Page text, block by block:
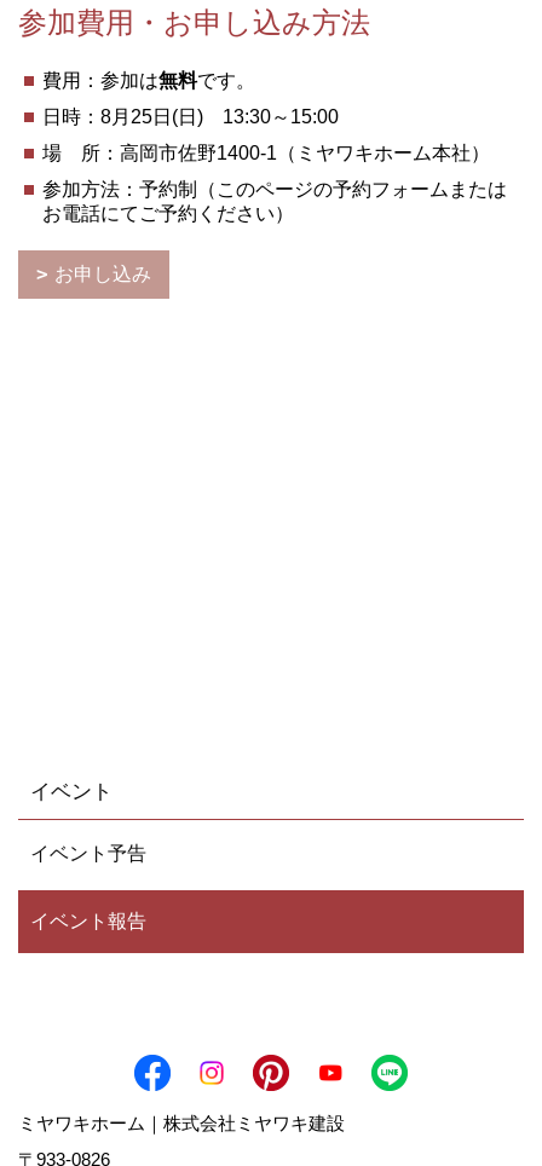
参加費用・お申し込み方法
費用：参加は無料です。
日時：8月25日(日) 13:30～15:00
場 所：高岡市佐野1400-1（ミヤワキホーム本社）
参加方法：予約制（このページの予約フォームまたは
お電話にてご予約ください）
お申し込み
イベント
イベント予告
イベント報告
ミヤワキホーム｜株式会社ミヤワキ建設
〒933-0826